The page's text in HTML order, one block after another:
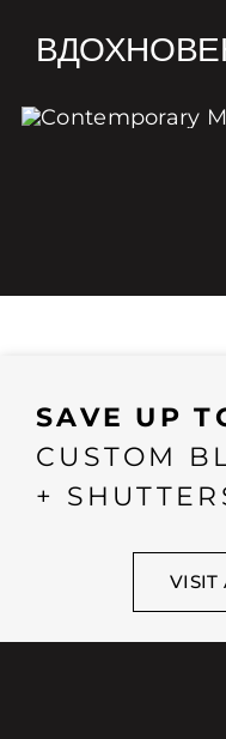
SAVE UP
CUSTOM
+
VISIT